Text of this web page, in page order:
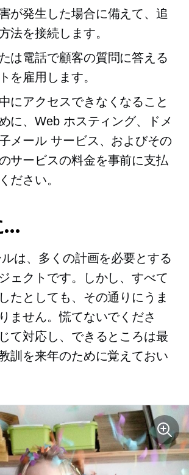
が発生した場合に備えて、追
法を接続します。
は電話で顧客の質問に答える
を雇用します。
にアクセスできなくなること
に、Web ホスティング、ドメ
メール サービス、およびその
サービスの料金を事前に支払
ださい。
…
は、多くの計画を必要とする
ェクトです。しかし、すべて
たとしても、その通りにうま
ません。慌てないでくださ
て対応し、できるところは最
訓を来年のために覚えておい